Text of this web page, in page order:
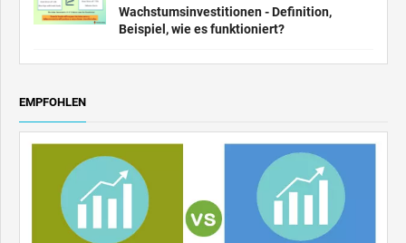
Wachstumsinvestitionen - Definition,
Beispiel, wie es funktioniert?
EMPFOHLEN